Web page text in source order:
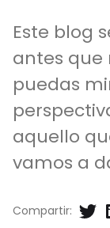
Este blog
antes que
puedas
aquello
vamos a
Compartir: